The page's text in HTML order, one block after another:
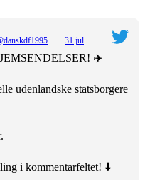
· 31 jul
✈️
udenlandske statsborgere
i kommentarfeltet! ⬇️